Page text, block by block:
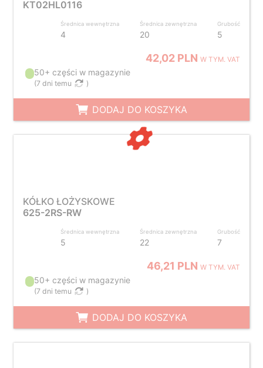
KT02HL0116
Średnica wewnętrzna
4
Średnica zewnętrzna
20
Grubość
5
42,02 PLNW TYM. VAT
50+ części w magazynie
(7 dni temu )
DODAJ DO KOSZYKA
KÓŁKO ŁOŻYSKOWE
625-2RS-RW
Średnica wewnętrzna
5
Średnica zewnętrzna
22
Grubość
7
46,21 PLNW TYM. VAT
50+ części w magazynie
(7 dni temu )
DODAJ DO KOSZYKA